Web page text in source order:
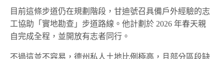
目前這條步道仍在規劃階段，甘迪號召具備戶外經驗的志
工協助「實地勘查」步道路線。他計劃於 2026 年春天親
自完成全程，並開放有志者同行。
不過這並不容易，德州私人土地比例極高，且部分區段缺